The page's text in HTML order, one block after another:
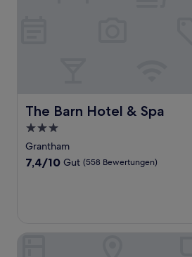
The Barn Hotel & Spa
The Barn Hotel & Spa
3.0-
Sterne-
Unterkunft
Grantham
7.4
7,4/10 Gut (558 Bewertungen)